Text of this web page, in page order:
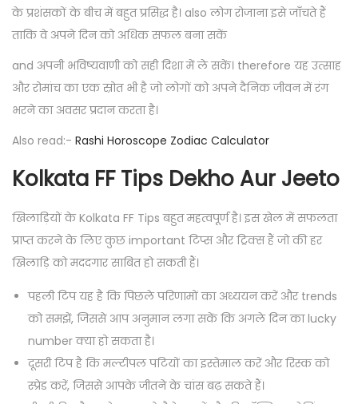
के प्रशंसकों के बीच में बहुत प्रसिद्ध है। also लोग रोजाना इसे जाँचते हैं
ताकि वे अपने दिन को अधिक सफल बना सकें
and अपनी भविष्यवाणी को सही दिशा में ले सकें। therefore यह उत्साह
और रोमांच का एक स्रोत भी है जो लोगों को अपने दैनिक जीवन में रंग
भरने का अवसर प्रदान करता है।
Also read:- Rashi Horoscope Zodiac Calculator
Kolkata FF Tips Dekho Aur Jeeto
खिलाड़ियों के Kolkata FF Tips बहुत महत्वपूर्ण है। इस खेल में सफलता
प्राप्त करने के लिए कुछ important टिप्स और ट्रिक्स हैं जो की हर
खिलाड़ि को मददगार साबित हो सकती हैं।
पहली टिप यह है कि पिछले परिणामों का अध्ययन करें और trends
को समझें, जिससे आप अनुमान लगा सकें कि अगले दिन का lucky
number क्या हो सकता है।
दूसरी टिप है कि मल्टीपल पटियों का इस्तेमाल करें और रिस्क को
स्प्रेड करें, जिससे आपके जीतने के चांस बढ़ सकते हैं।